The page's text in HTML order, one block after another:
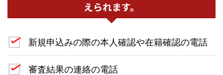
えられます。
新規申込みの際の本人確認や在籍確認の電話
審査結果の連絡の電話